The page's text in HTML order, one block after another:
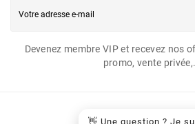
Devenez membre VIP et recevez nos
promo, vente
👋 Une question ? Je